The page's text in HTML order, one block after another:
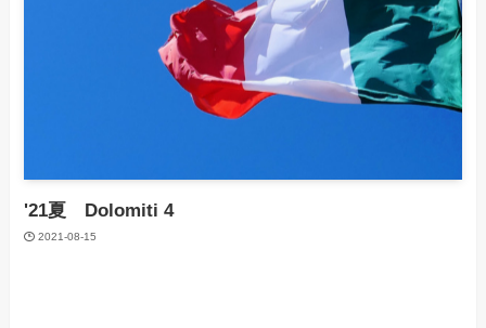
'21夏 Dolomiti 4
2021-08-15